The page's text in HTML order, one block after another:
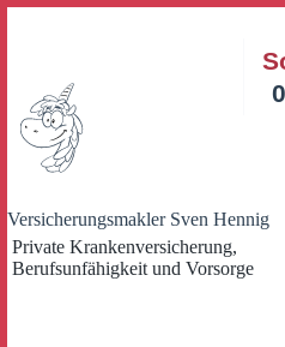
Versicherungsmakler Sven Hennig
Private Krankenversicherung,
Berufsunfähigkeit und Vorsorge